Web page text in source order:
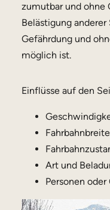
zumutbar und ohne
Belästigung
Gefährdung und
möglich ist.
Einflüsse auf den
Fahrbahnbreite
Art und
Personen